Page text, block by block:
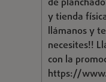
de
y tienda
llámanos y
necesites!!
con la
https://